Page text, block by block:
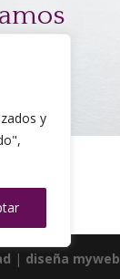
y
| diseña myweb